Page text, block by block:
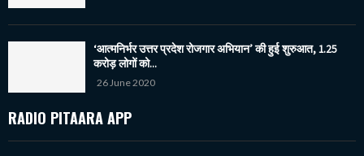
‘आत्मनिर्भर उत्तर प्रदेश रोजगार अभियान’ की हुई शुरुआत, 1.25
करोड़ लोगों को...
26 June 2020
RADIO PITAARA APP